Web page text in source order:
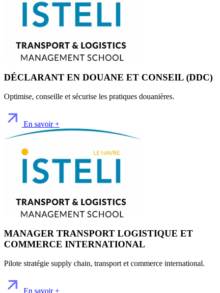
DÉCLARANT EN DOUANE ET CONSEIL (DDC)
Optimise, conseille et sécurise les pratiques douanières.
En savoir +
MANAGER TRANSPORT LOGISTIQUE ET
COMMERCE INTERNATIONAL
Pilote stratégie supply chain, transport et commerce international.
En savoir +